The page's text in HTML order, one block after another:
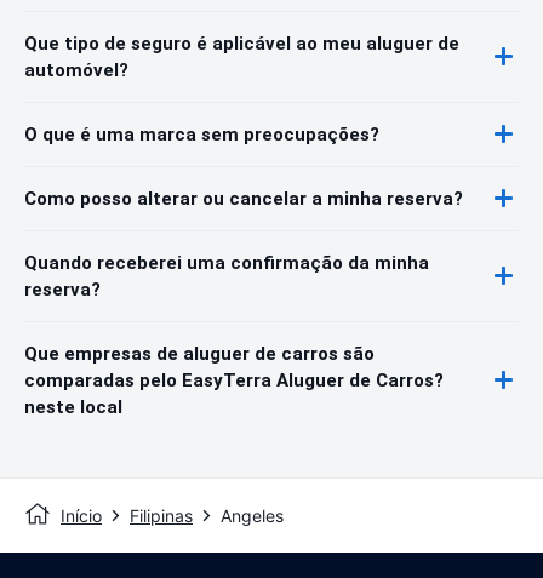
Que tipo de seguro é aplicável ao meu aluguer de
automóvel?
O que é uma marca sem preocupações?
Como posso alterar ou cancelar a minha reserva?
Quando receberei uma confirmação da minha
reserva?
Que empresas de aluguer de carros são
comparadas pelo EasyTerra Aluguer de Carros?
neste local
Início Filipinas Angeles